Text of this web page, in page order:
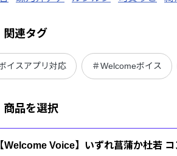
関連タグ
イスアプリ対応 ＃Welcomeボイス
商品を選択
【Welcome Voice】いずれ菖蒲か杜若